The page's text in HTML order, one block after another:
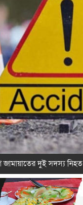
জামায়াতের দুই সদস্য নিহত